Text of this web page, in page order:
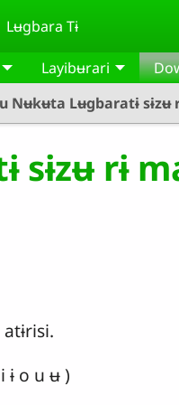
Lʉgbara Tɨ
Layibʉrari
Nʉkʉta Lʉgbaratɨ sɨzʉ
rɨ
ɨ o u ʉ )